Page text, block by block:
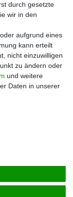
gesichert
durch gesetzte
wir in den
aufgrund eines
kann erteilt
nicht einzuwilligen
zu ändern oder
und weitere
Daten in unserer